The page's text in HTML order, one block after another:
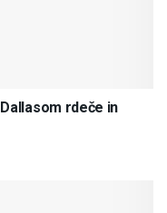
rdeče in